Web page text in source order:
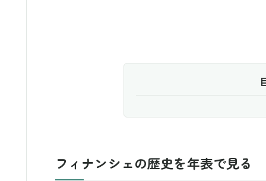
フィナンシェの歴史を年表で見る